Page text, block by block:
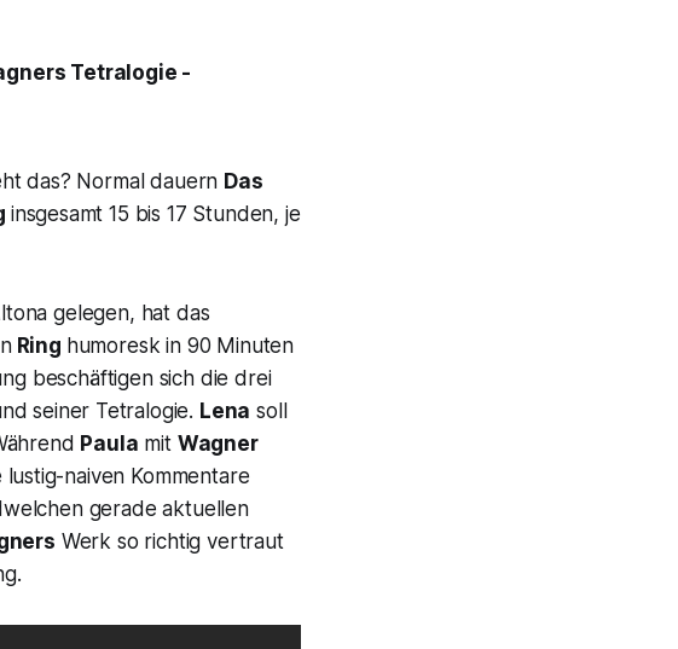
Tetralogie -
das? Normal dauern Das
insgesamt 15 bis 17 Stunden, je
gelegen, hat das
Ring humoresk in 90 Minuten
beschäftigen sich die drei
seiner Tetralogie. Lena soll
Paula mit Wagner
naiven Kommentare
gerade aktuellen
Werk so richtig vertraut